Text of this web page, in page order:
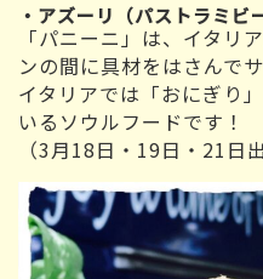
・アズーリ（パストラミビ
「パニーニ」は、イタリ
ンの間に具材をはさんで
イタリアでは「おにぎり
いるソウルフードです！
（3月18日・19日・21日